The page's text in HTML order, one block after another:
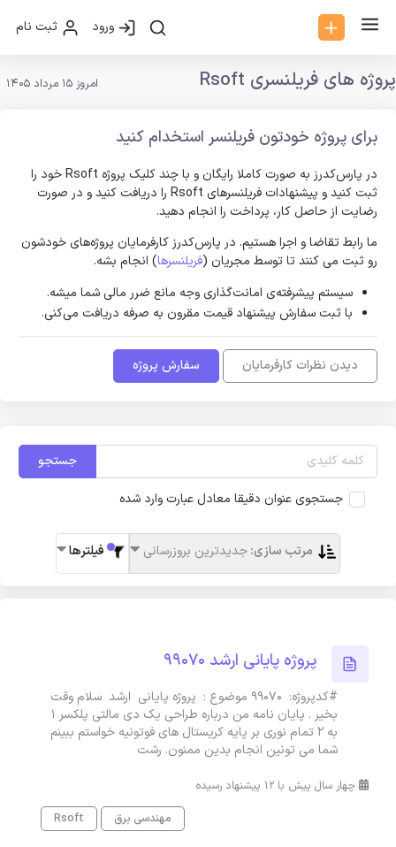
ورود ثبت نام
پروژه های فریلنسری Rsoft امروز 15 مرداد 1405
برای پروژه خودتون فریلنسر استخدام کنید
در پارس‌کدرز به صورت کاملا رایگان و با چند کلیک پروژه Rsoft خود را
ثبت کنید و پیشنهادات فریلنسر‌های Rsoft را دریافت کنید و در صورت
رضایت از حاصل کار، پرداخت را انجام دهید.
ما رابط تقاضا و اجرا هستیم. در پارس‌کدرز کارفرمایان پروژه‌های خودشون
رو ثبت می کنند تا توسط مجریان (فریلنسرها) انجام بشه.
سیستم پیشرفته‌ی امانت‌گذاری وجه مانع ضرر مالی شما میشه.
با ثبت سفارش پیشنهاد قیمت مقرون به صرفه دریافت می‌کنی.
دیدن نظرات کارفرمایان سفارش پروژه
جستجو
جستجوی عنوان دقیقا معادل عبارت وارد شده
مرتب سازی:جدیدترین بروزرسانی فیلترها
پروژه پایانی ارشد 99070
#کدپروژه: 99070 موضوع : پروژه پایانی ارشد سلام وقت
بخیر . پایان نامه من درباره طراحی یک دی مالتی پلکسر ۱
به ۲ تمام نوری بر پایه کریستال های فوتونیه خواستم ببینم
شما می تونین انجام بدین ممنون. رشت
چهار سال پیش با 12 پیشنهاد رسیده
مهندسی برق
Rsoft